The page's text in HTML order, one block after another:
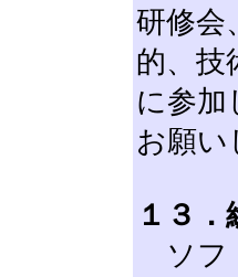
研修会
的、技
に参加
お願い
１３
ソフ